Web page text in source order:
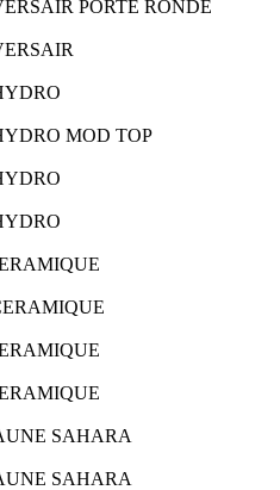
PORTE RONDE
MOD TOP
SAHARA
SAHARA